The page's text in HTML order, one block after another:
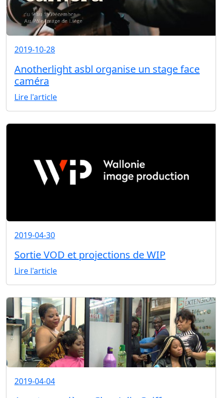
2019-10-28
Anotherlight asbl organise un stage face
caméra
Lire l'article
2019-04-30
Sortie VOD et projections de WIP
Lire l'article
2019-04-04